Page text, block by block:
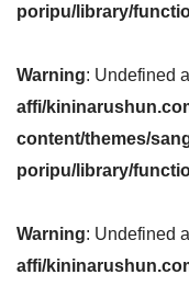
poripu/library/
Warning: Undefined
affi/
content/themes/
poripu/library/
Warning: Undefined
affi/